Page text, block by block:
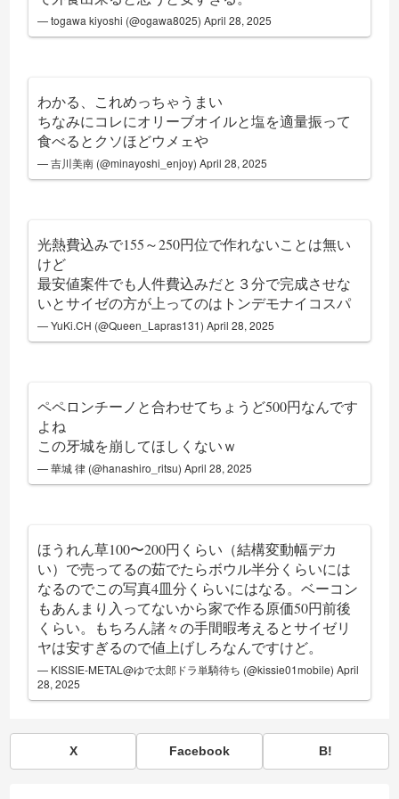
— togawa kiyoshi (@ogawa8025)April 28, 2025
わかる、これめっちゃうまい
ちなみにコレにオリーブオイルと塩を適量振って
食べるとクソほどウメェや
— 吉川美南 (@minayoshi_enjoy)April 28, 2025
光熱費込みで155～250円位で作れないことは無い
けど
最安値案件でも人件費込みだと３分で完成させな
いとサイゼの方が上ってのはトンデモナイコスパ
— YuKi.CH (@Queen_Lapras131)April 28, 2025
ペペロンチーノと合わせてちょうど500円なんです
よね
この牙城を崩してほしくないｗ
— 華城 律 (@hanashiro_ritsu)April 28, 2025
ほうれん草100〜200円くらい（結構変動幅デカ
い）で売ってるの茹でたらボウル半分くらいには
なるのでこの写真4皿分くらいにはなる。ベーコン
もあんまり入ってないから家で作る原価50円前後
くらい。もちろん諸々の手間暇考えるとサイゼリ
ヤは安すぎるので値上げしろなんですけど。
— KISSIE-METAL@ゆで太郎ドラ単騎待ち (@kissie01mobile)April
28, 2025
X Facebook B!